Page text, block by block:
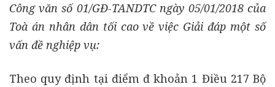
Công văn số 01/GĐ-TANDTC ngày 05/01/2018 của
Toà án nhân dân tối cao về việc Giải đáp một số
vấn đề nghiệp vụ:
Theo quy định tại điểm đ khoản 1 Điều 217 Bộ